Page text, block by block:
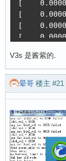
V3s 是酱紫的.
晕哥 楼主 #21